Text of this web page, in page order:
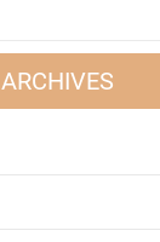
ARCHIVES